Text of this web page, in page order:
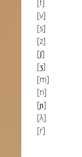
[f]
[v]
[s]
[z]
[ʃ]
[ʒ]
[m]
[n]
[ɲ]
[λ]
[r]